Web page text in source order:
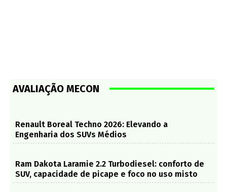
AVALIAÇÃO MECON
Renault Boreal Techno 2026: Elevando a
Engenharia dos SUVs Médios
Ram Dakota Laramie 2.2 Turbodiesel: conforto de
SUV, capacidade de picape e foco no uso misto